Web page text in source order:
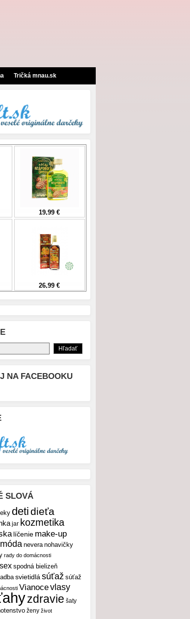
Tričká mnau.sk
NA FACEBOOKU
SLOVÁ
detidieťa
jar kozmetika
líčenie make-up
móda nevera nohavičky
rady do domácnosti
sex spodná bielizeň
svietidlá súťaž súťaž
Vianocevlasy
zdravie šaty
ženy život